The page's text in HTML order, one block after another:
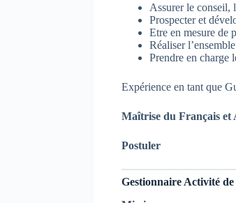
Assurer le conseil,
Prospecter et
Etre en mesure de
Réaliser
Prendre en charge
Expérience en tant que
Maîtrise duFrançais et
Postuler
Gestionnaire Activité